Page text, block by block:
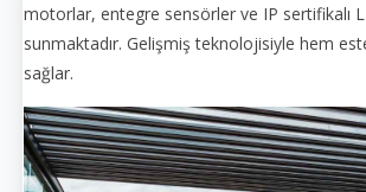
motorlar, entegre sensörler ve IP sertifikalı
sunmaktadır. Gelişmiş teknolojisiyle hem
sağlar.